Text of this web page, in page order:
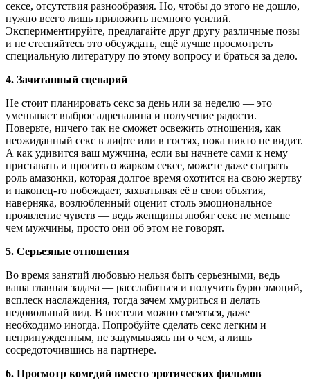
сексе, отсутствия разнообразия. Но, чтобы до этого не дошло,
нужно всего лишь приложить немного усилий.
Экспериментируйте, предлагайте друг другу различные позы
и не стесняйтесь это обсуждать, ещё лучше просмотреть
специальную литературу по этому вопросу и браться за дело.
4. Зачитанный сценарий
Не стоит планировать секс за день или за неделю — это
уменьшает выброс адреналина и получение радости.
Поверьте, ничего так не сможет освежить отношения, как
неожиданный секс в лифте или в гостях, пока никто не видит.
А как удивится ваш мужчина, если вы начнете сами к нему
приставать и просить о жарком сексе, можете даже сыграть
роль амазонки, которая долгое время охотится на свою жертву
и наконец-то побеждает, захватывая её в свои объятия,
наверняка, возлюбленный оценит столь эмоциональное
проявление чувств — ведь женщины любят секс не меньше
чем мужчины, просто они об этом не говорят.
5. Серьезные отношения
Во время занятий любовью нельзя быть серьезными, ведь
ваша главная задача — расслабиться и получить бурю эмоций,
всплеск наслаждения, тогда зачем хмуриться и делать
недовольный вид. В постели можно смеяться, даже
необходимо иногда. Попробуйте сделать секс легким и
непринужденным, не задумываясь ни о чем, а лишь
сосредоточившись на партнере.
6. Просмотр комедий вместо эротических фильмов